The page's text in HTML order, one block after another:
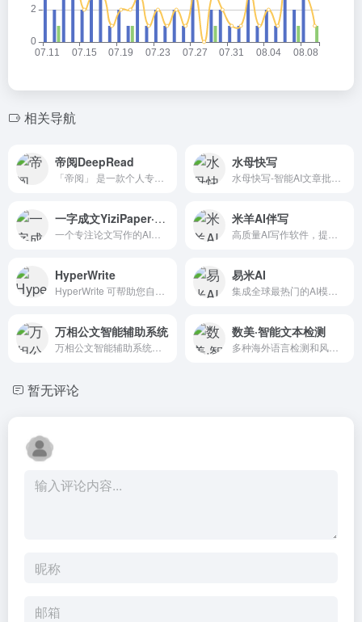
相关导航
帝阅DeepRead 水母快写
一字成文YiziPaper·AI写作助手 米羊AI伴写
HyperWrite 易米AI
万相公文智能辅助系统 数美·智能文本检测
暂无评论